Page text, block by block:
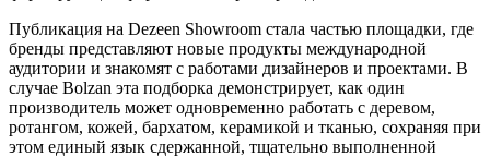
Публикация на Dezeen Showroom стала частью площадки, где
бренды представляют новые продукты международной
аудитории и знакомят с работами дизайнеров и проектами. В
случае Bolzan эта подборка демонстрирует, как один
производитель может одновременно работать с деревом,
ротангом, кожей, бархатом, керамикой и тканью, сохраняя при
этом единый язык сдержанной, тщательно выполненной